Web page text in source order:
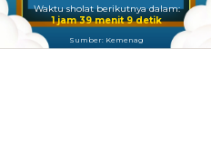
Waktu sholat berikutnya dalam:
1 jam 39 menit 8 detik
Sumber: Kemenag